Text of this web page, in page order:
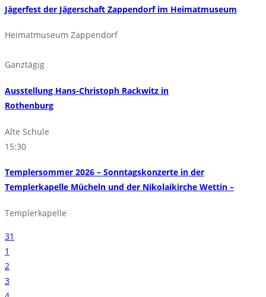
Jägerfest der Jägerschaft Zappendorf im Heimatmuseum
Heimatmuseum Zappendorf
Ganztägig
Ausstellung Hans-Christoph Rackwitz in
Rothenburg
Alte Schule
15:30
Templersommer 2026 – Sonntagskonzerte in der
Templerkapelle Mücheln und der Nikolaikirche Wettin –
Templerkapelle
31
1
2
3